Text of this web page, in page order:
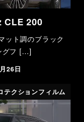
CLE 200
ット調のブラック
グフ […]
26日
テクションフィルム